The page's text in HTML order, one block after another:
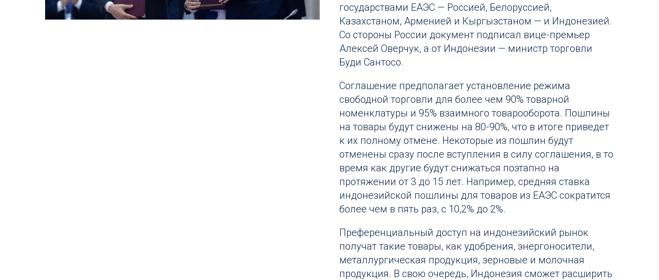
государствами ЕАЭС — Россией, Белоруссией,
Казахстаном, Арменией и Кыргызстаном — и Индонезией.
Со стороны России документ подписал вице-премьер
Алексей Оверчук, а от Индонезии — министр торговли
Буди Сантосо.
Соглашение предполагает установление режима
свободной торговли для более чем 90% товарной
номенклатуры и 95% взаимного товарооборота. Пошлины
на товары будут снижены на 80-90%, что в итоге приведет
к их полному отмене. Некоторые из пошлин будут
отменены сразу после вступления в силу соглашения, в то
время как другие будут снижаться поэтапно на
протяжении от 3 до 15 лет. Например, средняя ставка
индонезийской пошлины для товаров из ЕАЭС сократится
более чем в пять раз, с 10,2% до 2%.
Преференциальный доступ на индонезийский рынок
получат такие товары, как удобрения, энергоносители,
металлургическая продукция, зерновые и молочная
продукция. В свою очередь, Индонезия сможет расширить